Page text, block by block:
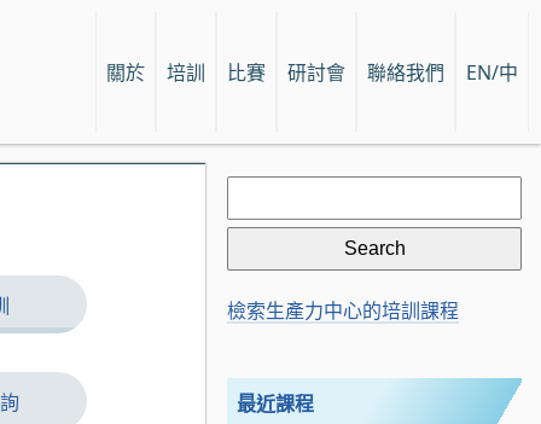
關於 培訓 比賽 研討會 聯絡我們 EN/中
Search
for:
檢索生產力中心的培訓課程
最近課程